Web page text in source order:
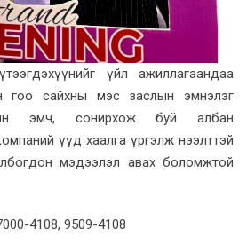
үйл ажиллагаандаа
гоо сайхны мэс заслын эмнэлэг
эмч, сонирхож буй албан
үүд хаалга үргэлж нээлттэй
мэдээлэл авах боломжтой
4108, 9509-4108